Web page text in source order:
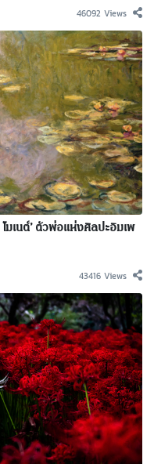
46092 Views
โมเนต์’ ตัวพ่อแห่งศิลปะอิมเพ
43416 Views